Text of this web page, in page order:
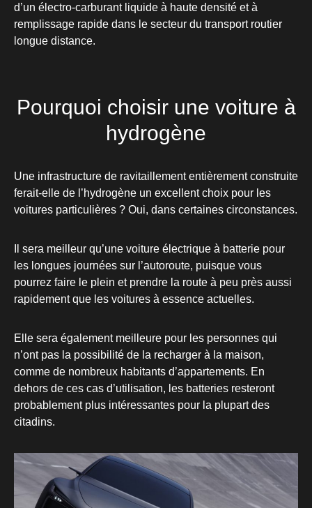
d’un électro-carburant liquide à haute densité et à
remplissage rapide dans le secteur du transport routier
longue distance.
Pourquoi choisir une voiture à
hydrogène
Une infrastructure de ravitaillement entièrement construite
ferait-elle de l’hydrogène un excellent choix pour les
voitures particulières ? Oui, dans certaines circonstances.
Il sera meilleur qu’une voiture électrique à batterie pour
les longues journées sur l’autoroute, puisque vous
pourrez faire le plein et prendre la route à peu près aussi
rapidement que les voitures à essence actuelles.
Elle sera également meilleure pour les personnes qui
n’ont pas la possibilité de la recharger à la maison,
comme de nombreux habitants d’appartements. En
dehors de ces cas d’utilisation, les batteries resteront
probablement plus intéressantes pour la plupart des
citadins.